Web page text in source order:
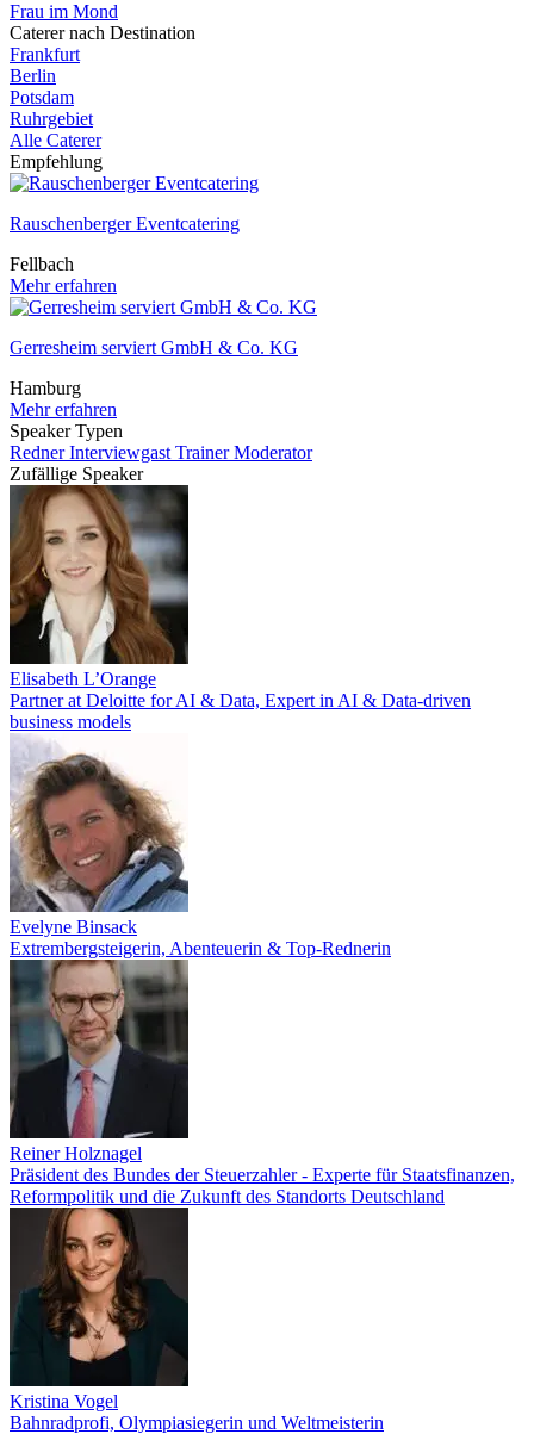
Frau im Mond
Caterer nach Destination
Frankfurt
Berlin
Potsdam
Ruhrgebiet
Alle Caterer
Empfehlung
Rauschenberger Eventcatering
Fellbach
Mehr erfahren
Gerresheim serviert GmbH & Co. KG
Hamburg
Mehr erfahren
Speaker Typen
RednerInterviewgast TrainerModerator
Zufällige Speaker
Elisabeth L’Orange
Partner at Deloitte for AI & Data, Expert in AI & Data-driven
business models
Evelyne Binsack
Extrembergsteigerin, Abenteuerin & Top-Rednerin
Reiner Holznagel
Präsident des Bundes der Steuerzahler - Experte für Staatsfinanzen,
Reformpolitik und die Zukunft des Standorts Deutschland
Kristina Vogel
Bahnradprofi, Olympiasiegerin und Weltmeisterin